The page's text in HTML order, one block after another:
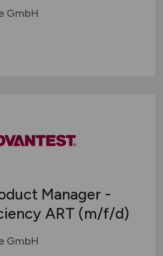
GmbH
Manager -
ART (m/f/d)
GmbH